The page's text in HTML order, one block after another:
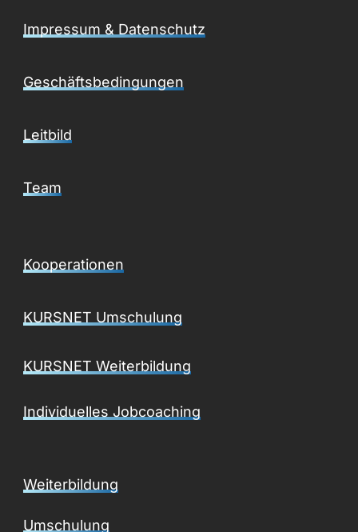
Impressum & Datenschutz
Geschäftsbedingungen
Leitbild
Team
Kooperationen
KURSNET Umschulung
KURSNET Weiterbildung
Individuelles Jobcoaching
Weiterbildung
Umschulung